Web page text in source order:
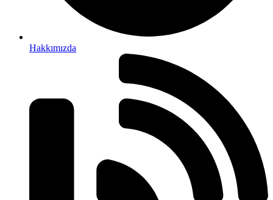
Hakkımızda